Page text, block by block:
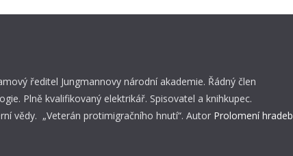
ředitel Jungmannovy národní akademie. Řádný člen
Plně kvalifikovaný elektrikář. Spisovatel a knihkupec.
vědy. „Veterán protimigračního hnutí“. Autor Prolomení hradeb